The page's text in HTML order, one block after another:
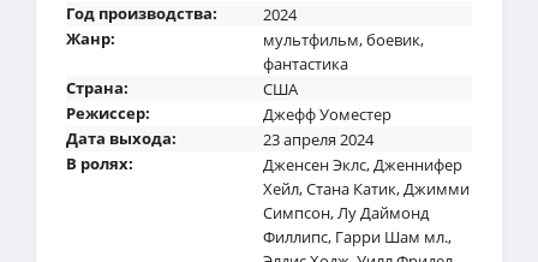
Год производства:
2024
Жанр:
мультфильм,боевик,
фантастика
Страна:
США
Режиссер:
Джефф Уоместер
Дата выхода:
23 апреля 2024
В ролях:
Дженсен Эклс,Дженнифер
Хейл,Стана Катик,Джимми
Симпсон,Лу Даймонд
Филлипс, Гарри Шам мл.,